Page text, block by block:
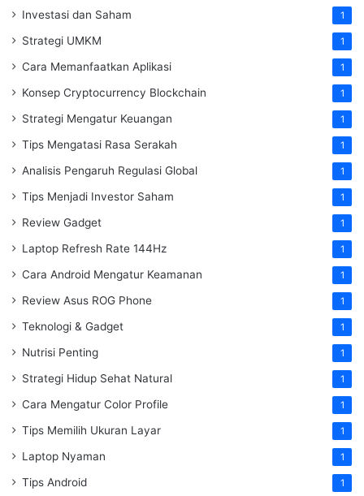
Investasi dan Saham 1
Strategi UMKM 1
Cara Memanfaatkan Aplikasi 1
Konsep Cryptocurrency Blockchain 1
Strategi Mengatur Keuangan 1
Tips Mengatasi Rasa Serakah 1
Analisis Pengaruh Regulasi Global 1
Tips Menjadi Investor Saham 1
Review Gadget 1
Laptop Refresh Rate 144Hz 1
Cara Android Mengatur Keamanan 1
Review Asus ROG Phone 1
Teknologi & Gadget 1
Nutrisi Penting 1
Strategi Hidup Sehat Natural 1
Cara Mengatur Color Profile 1
Tips Memilih Ukuran Layar 1
Laptop Nyaman 1
Tips Android 1